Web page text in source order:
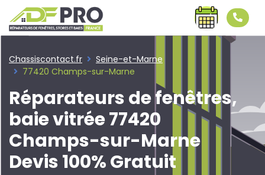
Chassiscontact.fr
Seine-et-Marne
77420 Champs-sur-Marne
Réparateurs de fenêtres,
baie vitrée 77420
Champs-sur-Marne
Devis 100% Gratuit